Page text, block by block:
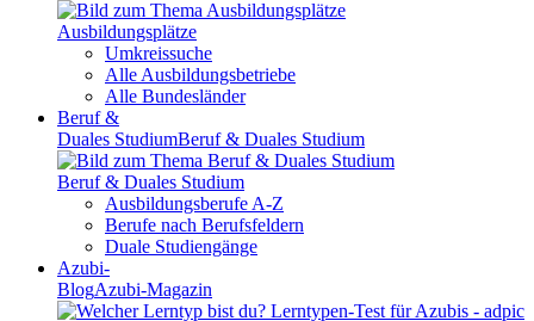
Ausbildungsplätze
Umkreissuche
Alle Ausbildungsbetriebe
Alle Bundesländer
Beruf &
Duales StudiumBeruf & Duales Studium
Beruf & Duales Studium
Ausbildungsberufe A-Z
Berufe nach Berufsfeldern
Duale Studiengänge
Azubi-
BlogAzubi-Magazin